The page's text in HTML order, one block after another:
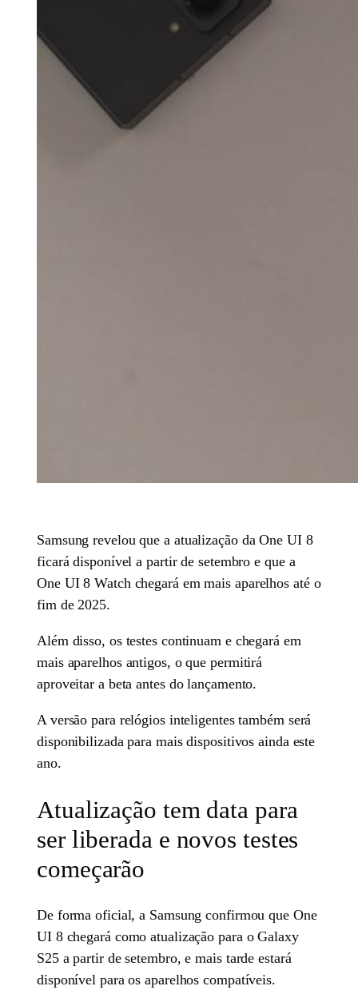
Samsung revelou que a atualização da One UI 8
ficará disponível a partir de setembro e que a
One UI 8 Watch chegará em mais aparelhos até o
fim de 2025.
Além disso, os testes continuam e chegará em
mais aparelhos antigos, o que permitirá
aproveitar a beta antes do lançamento.
A versão para relógios inteligentes também será
disponibilizada para mais dispositivos ainda este
ano.
Atualização tem data para
ser liberada e novos testes
começarão
De forma oficial, a Samsung confirmou que One
UI 8 chegará como atualização para o Galaxy
S25 a partir de setembro, e mais tarde estará
disponível para os aparelhos compatíveis.